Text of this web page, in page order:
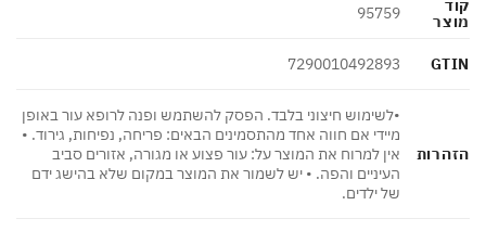
95759
7290010492893
•לשימוש חיצוני בלבד. הפסק להשתמש ופנה לרופא עור באופן
מיידי אם חווה אחד מהתסמינים הבאים: פריחה, נפיחות, גירוד. •
אין למרוח את המוצר על: עור פצוע או מגורה, אזורים סביב
העיניים והפה. • יש לשמור את המוצר במקום שלא בהישג ידם
של ילדים.